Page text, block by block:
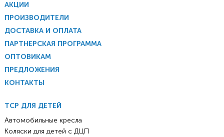
АКЦИИ
ПРОИЗВОДИТЕЛИ
ДОСТАВКА И ОПЛАТА
ПАРТНЕРСКАЯ ПРОГРАММА
ОПТОВИКАМ
ПРЕДЛОЖЕНИЯ
КОНТАКТЫ
ТСР ДЛЯ ДЕТЕЙ
Автомобильные кресла
Коляски для детей с ДЦП